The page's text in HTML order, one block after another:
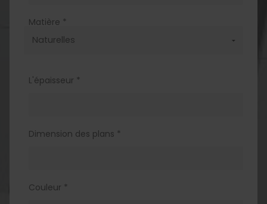
Matière *
L'épaisseur *
Dimension des plans *
Couleur *